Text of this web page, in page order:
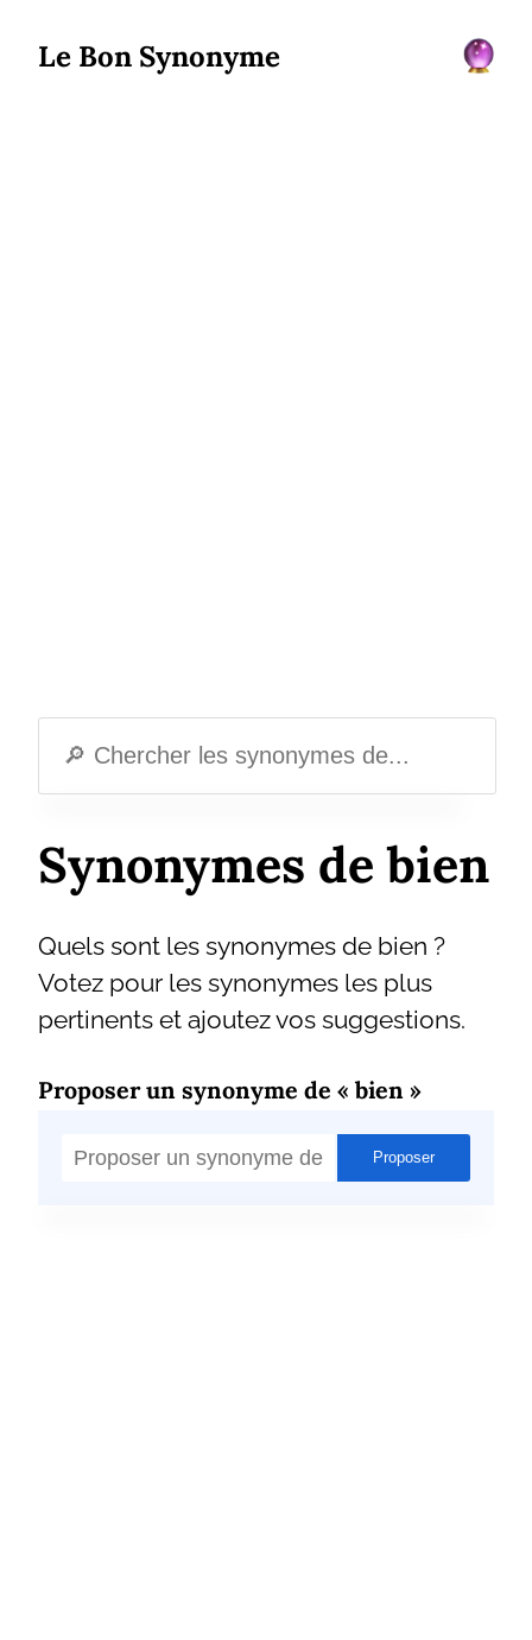
Le Bon Synonyme
Synonymes de bien
Quels sont les synonymes de bien ?
Votez pour les synonymes les plus
pertinents et ajoutez vos suggestions.
Proposer un synonyme de « bien »